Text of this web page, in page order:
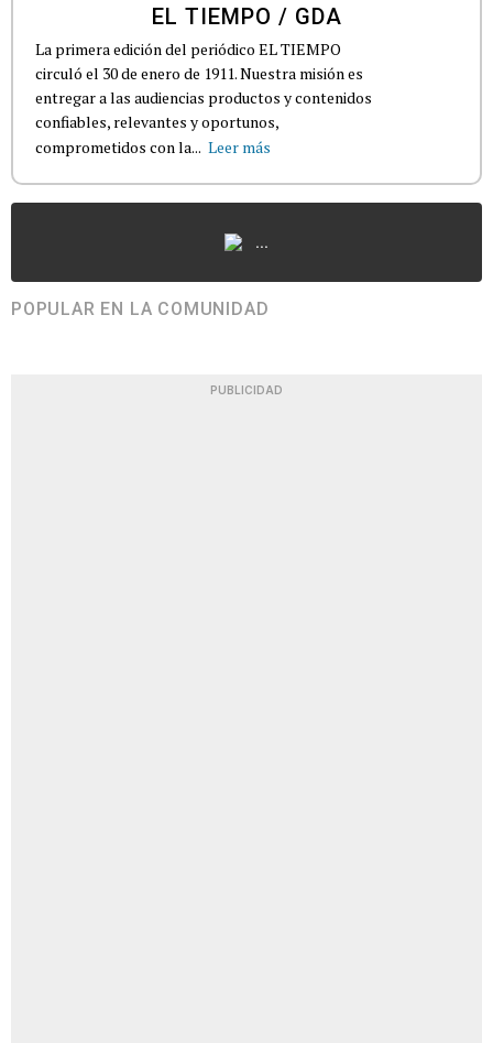
EL TIEMPO / GDA
La primera edición del periódico EL TIEMPO
circuló el 30 de enero de 1911. Nuestra misión es
entregar a las audiencias productos y contenidos
confiables, relevantes y oportunos,
comprometidos con la... Leer más
...
POPULAR EN LA COMUNIDAD
PUBLICIDAD